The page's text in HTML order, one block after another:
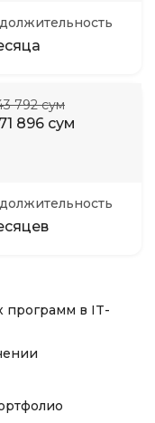
792 сум
896 сум
программ в IT-